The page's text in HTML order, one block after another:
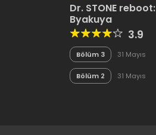
Dr. STONE reboot:
Byakuya
3.9
Bölüm 3
31 Mayıs
Bölüm 2
31 Mayıs